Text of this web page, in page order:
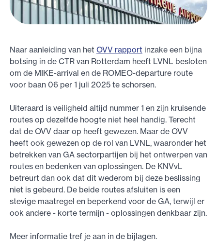
Naar aanleiding van het OVV rapport inzake een bijna
botsing in de CTR van Rotterdam heeft LVNL besloten
om de MIKE-arrival en de ROMEO-departure route
voor baan 06 per 1 juli 2025 te schorsen.
Uiteraard is veiligheid altijd nummer 1 en zijn kruisende
routes op dezelfde hoogte niet heel handig. Terecht
dat de OVV daar op heeft gewezen. Maar de OVV
heeft ook gewezen op de rol van LVNL, waaronder het
betrekken van GA sectorpartijen bij het ontwerpen van
routes en bedenken van oplossingen. De KNVvL
betreurt dan ook dat dit wederom bij deze beslissing
niet is gebeurd. De beide routes afsluiten is een
stevige maatregel en beperkend voor de GA, terwijl er
ook andere - korte termijn - oplossingen denkbaar zijn.
Meer informatie tref je aan in de bijlagen.